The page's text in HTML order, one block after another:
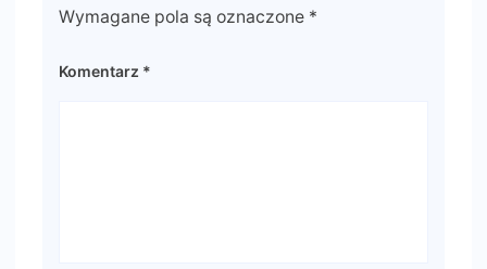
Wymagane pola są oznaczone *
Komentarz *